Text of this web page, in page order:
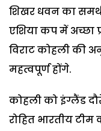
शिखर धवन का
एशिया कप में अच्छा
विराट कोहली की
महत्वपूर्ण होंगे.
कोहली को इंग्लैंड
रोहित भारतीय